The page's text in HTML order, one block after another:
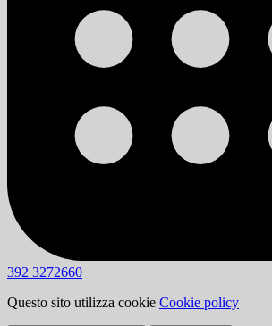
392 3272660
Questo sito utilizza cookie Cookie policy